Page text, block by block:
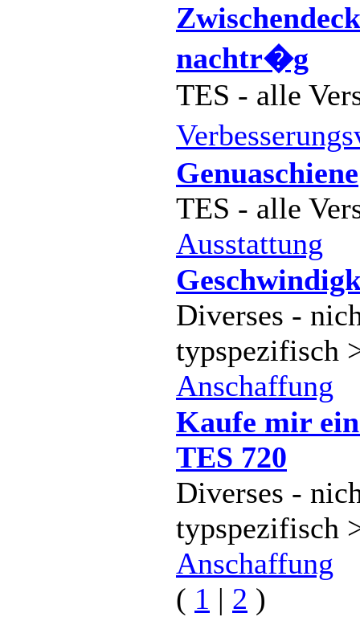
nachtr�g
TES - alle
Genuaschiene
TES - alle
Ausstattung
Diverses -
typspezifisch
Anschaffung
Kaufe mir
TES 720
Diverses -
typspezifisch
Anschaffung
( 1 | 2 )